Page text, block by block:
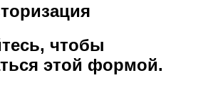
чтобы
этой формой.